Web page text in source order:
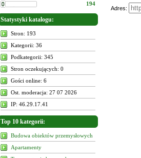
194
Statystyki katalogu:
Stron: 193
Kategorii: 36
Podkategorii: 345
Stron oczekujących: 0
Gości online: 6
Ost. moderacja: 27 07 2026
IP: 46.29.17.41
Top 10 kategorii:
Budowa obiektów przemysłowych
Apartamenty
Adres: